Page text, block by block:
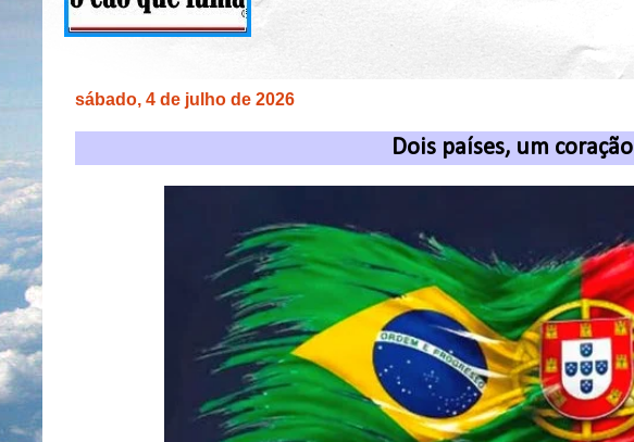
sábado, 4 de julho de 2026
Dois países, um coração